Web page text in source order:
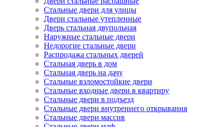
Стальные двери для улицы
Двери стальные утепленные
Дверь стальная двупольная
Наружные стальные двери
Недорогие стальные двери
Распродажа стальных дверей
Стальная дверь в дом
Стальная дверь на дачу
Стальные взломостойкие двери
Стальные входные двери в квартиру
Стальные двери в подъезд
Стальные двери внутреннего открывания
Стальные двери массив